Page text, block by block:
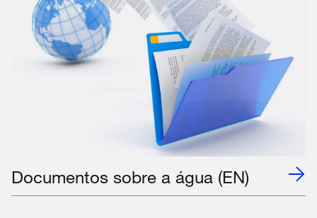
Documentos sobre a água (EN)